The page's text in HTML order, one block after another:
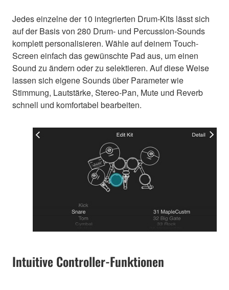
Jedes einzelne der 10 integrierten Drum-Kits lässt sich
auf der Basis von 280 Drum- und Percussion-Sounds
komplett personalisieren. Wähle auf deinem Touch-
Screen einfach das gewünschte Pad aus, um einen
Sound zu ändern oder zu selektieren. Auf diese Weise
lassen sich eigene Sounds über Parameter wie
Stimmung, Lautstärke, Stereo-Pan, Mute und Reverb
schnell und komfortabel bearbeiten.
Intuitive Controller-Funktionen